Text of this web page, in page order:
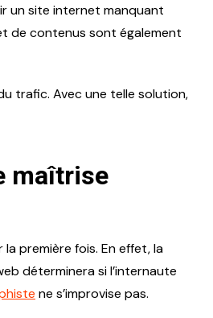
un site internet manquant
de contenus sont également
trafic. Avec une telle solution,
maîtrise
première fois. En effet, la
déterminera si l’internaute
ne s’improvise pas.